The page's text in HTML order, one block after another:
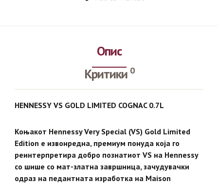
Опис
Критики 0
HENNESSY VS GOLD LIMITED COGNAC 0.7L
Коњакот Hennessy Very Special (VS) Gold Limited
Edition е извонредна, премиум понуда која го
реинтерпретира добро познатиот VS на Hennessy
со шише со мат-златна завршница, зачудувачки
одраз на педантната изработка на Maison